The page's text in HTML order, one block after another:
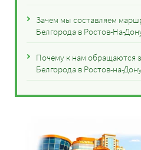
Зачем мы составляем
Белгорода в Ростов-На-
Почему к нам обращаются
Белгорода в Ростов-на-